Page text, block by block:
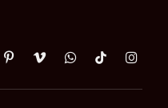
PinterestVimeoWhatsApp
TikTok